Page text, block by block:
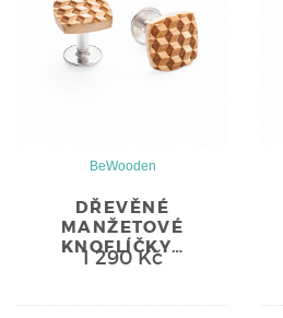
BeWooden
DŘEVĚNÉ
MANŽETOVÉ
KNOFLÍČKY…
1 290 Kč